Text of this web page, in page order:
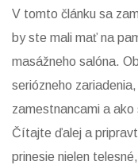
V tomto článku sa
by ste mali mať na
masážneho salóna.
seriózneho
zamestnancami a
Čítajte ďalej a
prinesie nielen